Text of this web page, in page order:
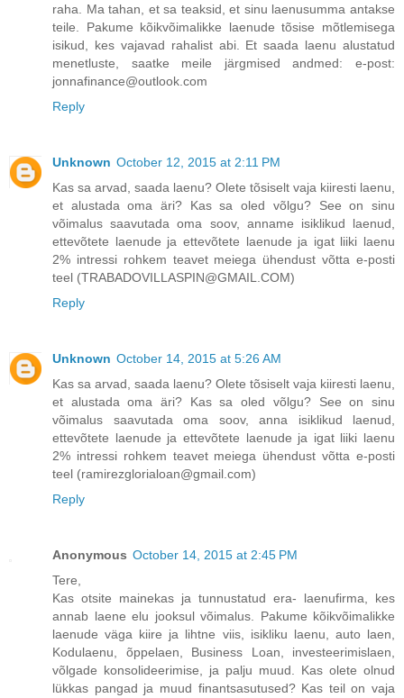
raha. Ma tahan, et sa teaksid, et sinu laenusumma antakse
teile. Pakume kõikvõimalikke laenude tõsise mõtlemisega
isikud, kes vajavad rahalist abi. Et saada laenu alustatud
menetluste, saatke meile järgmised andmed: e-post:
jonnafinance@outlook.com
Reply
Unknown October 12, 2015 at 2:11 PM
Kas sa arvad, saada laenu? Olete tõsiselt vaja kiiresti laenu,
et alustada oma äri? Kas sa oled võlgu? See on sinu
võimalus saavutada oma soov, anname isiklikud laenud,
ettevõtete laenude ja ettevõtete laenude ja igat liiki laenu
2% intressi rohkem teavet meiega ühendust võtta e-posti
teel (TRABADOVILLASPIN@GMAIL.COM)
Reply
Unknown October 14, 2015 at 5:26 AM
Kas sa arvad, saada laenu? Olete tõsiselt vaja kiiresti laenu,
et alustada oma äri? Kas sa oled võlgu? See on sinu
võimalus saavutada oma soov, anna isiklikud laenud,
ettevõtete laenude ja ettevõtete laenude ja igat liiki laenu
2% intressi rohkem teavet meiega ühendust võtta e-posti
teel (ramirezglorialoan@gmail.com)
Reply
Anonymous October 14, 2015 at 2:45 PM
Tere,
Kas otsite mainekas ja tunnustatud era- laenufirma, kes
annab laene elu jooksul võimalus. Pakume kõikvõimalikke
laenude väga kiire ja lihtne viis, isikliku laenu, auto laen,
Kodulaenu, õppelaen, Business Loan, investeerimislaen,
võlgade konsolideerimise, ja palju muud. Kas olete olnud
lükkas pangad ja muud finantsasutused? Kas teil on vaja